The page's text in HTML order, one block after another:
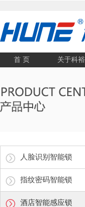
首 页 关于科裕
人脸识别智能锁
指纹密码智能锁
酒店智能感应锁